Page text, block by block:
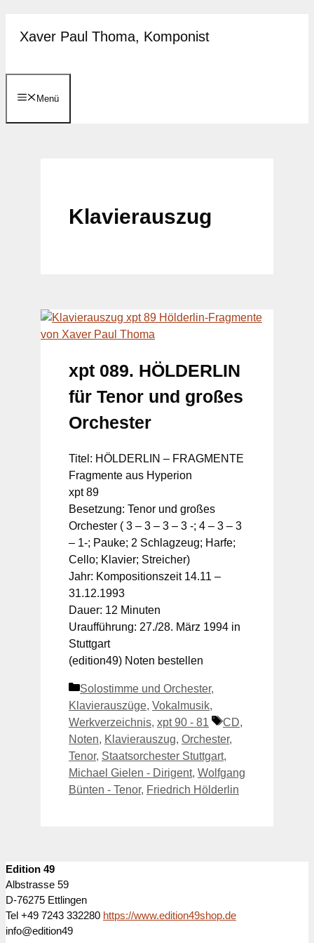
InhaltXaver Paul Thoma, Komponist
Menü
Klavierauszug
xpt 089. HÖLDERLIN
für Tenor und großes
Orchester
Titel: HÖLDERLIN – FRAGMENTE
Fragmente aus Hyperion
xpt 89
Besetzung: Tenor und großes
Orchester ( 3 – 3 – 3 – 3 -; 4 – 3 – 3
– 1-; Pauke; 2 Schlagzeug; Harfe;
Cello; Klavier; Streicher)
Jahr: Kompositionszeit 14.11 –
31.12.1993
Dauer: 12 Minuten
Uraufführung: 27./28. März 1994 in
Stuttgart
(edition49) Noten bestellen
Kategorien
Solostimme und Orchester,
Klavierauszüge, Vokalmusik,
Werkverzeichnis, xpt 90 - 81 Schlagwörter
CD,
Noten, Klavierauszug, Orchester,
Tenor, Staatsorchester Stuttgart,
Michael Gielen - Dirigent, Wolfgang
Bünten - Tenor, Friedrich Hölderlin
Edition 49
Albstrasse 59
D-76275 Ettlingen
Tel +49 7243 332280 https://www.edition49shop.de
info@edition49